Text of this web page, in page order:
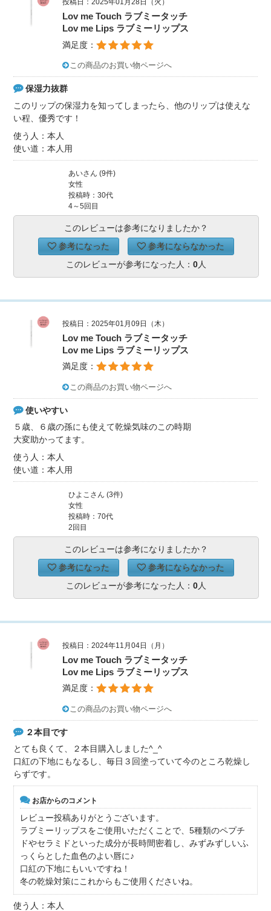
投稿日：2025年01月28日（火）
Lov me Touch ラブミータッチ
Lov me Lips ラブミーリップス
満足度：
この商品のお買い物ページへ
保湿力抜群
このリップの保湿力を知ってしまったら、他のリップは使えな
い程、優秀です！
使う人：本人
使い道：本人用
あいさん (9件)
女性
投稿時：30代
4～5回目
このレビューは参考になりましたか？
参考になった
参考にならなかった
このレビューが参考になった人： 0人
投稿日：2025年01月09日（木）
Lov me Touch ラブミータッチ
Lov me Lips ラブミーリップス
満足度：
この商品のお買い物ページへ
使いやすい
５歳、６歳の孫にも使えて乾燥気味のこの時期
大変助かってます。
使う人：本人
使い道：本人用
ひよこさん (3件)
女性
投稿時：70代
2回目
このレビューは参考になりましたか？
参考になった
参考にならなかった
このレビューが参考になった人： 0人
投稿日：2024年11月04日（月）
Lov me Touch ラブミータッチ
Lov me Lips ラブミーリップス
満足度：
この商品のお買い物ページへ
２本目です
とても良くて、２本目購入しました^_^
口紅の下地にもなるし、毎日３回塗っていて今のところ乾燥し
らずです。
お店からのコメント
レビュー投稿ありがとうございます。
ラブミーリップスをご使用いただくことで、5種類のペプチ
ドやセラミドといった成分が長時間密着し、みずみずしいふ
っくらとした血色のよい唇に♪
口紅の下地にもいいですね！
冬の乾燥対策にこれからもご使用くださいね。
使う人：本人